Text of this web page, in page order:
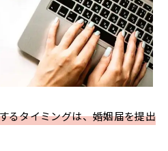
るタイミングは、婚姻届を提出